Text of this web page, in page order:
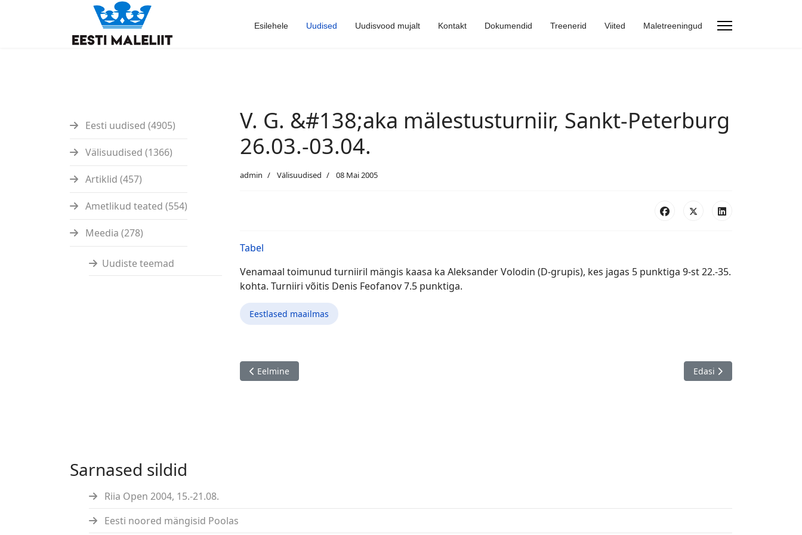
Esilehele Uudised Uudisvood mujalt Kontakt Dokumendid Treenerid Viited Maletreeningud
Eesti uudised (4905)
Välisuudised (1366)
Artiklid (457)
Ametlikud teated (554)
Meedia (278)
Uudiste teemad
V. G. &#138;aka mälestusturniir, Sankt-Peterburg
26.03.-03.04.
admin Välisuudised 08 Mai 2005
Tabel
Venamaal toimunud turniiril mängis kaasa ka Aleksander Volodin (D-grupis), kes jagas 5 punktiga 9-st 22.-35.
kohta. Turniiri võitis Denis Feofanov 7.5 punktiga.
Eestlased maailmas
Eelmine artikkel: Venemaa naiste mesitrivõistlused, Samara 14.-27.05.
Eelmine Järgmine artikkel:
Edasi
Sarnased sildid
Riia Open 2004, 15.-21.08.
Eesti noored mängisid Poolas